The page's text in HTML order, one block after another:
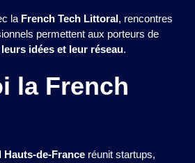
la French Tech Littoral, rencontres
permettent aux porteurs de
idées et leur réseau.
la French
Hauts-de-France réunit startups,